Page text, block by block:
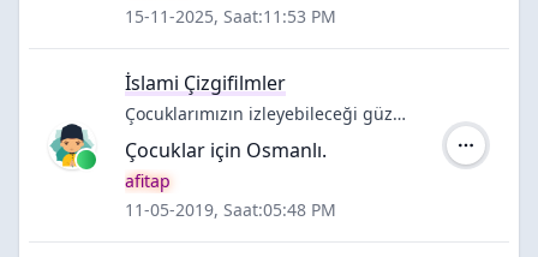
15-11-2025, Saat:11:53 PM
İslami Çizgifilmler
Çocuklarımızın izleyebileceği güzel ve bilgilendirici dini çizgi filmleri bu bölümde paylaşabilir ve bulabilirsiniz...
Çocuklar için Osmanlı.
Yazar:
afitap
11-05-2019, Saat:05:48 PM